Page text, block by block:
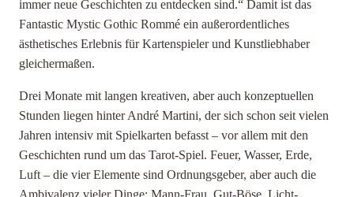
immer neue Geschichten zu entdecken sind.“ Damit ist das
Fantastic Mystic Gothic Rommé ein außerordentliches
ästhetisches Erlebnis für Kartenspieler und Kunstliebhaber
gleichermaßen.
Drei Monate mit langen kreativen, aber auch konzeptuellen
Stunden liegen hinter André Martini, der sich schon seit vielen
Jahren intensiv mit Spielkarten befasst – vor allem mit den
Geschichten rund um das Tarot-Spiel. Feuer, Wasser, Erde,
Luft – die vier Elemente sind Ordnungsgeber, aber auch die
Ambivalenz vieler Dinge: Mann-Frau, Gut-Böse, Licht-